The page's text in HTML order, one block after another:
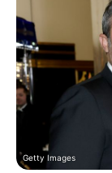
Getty Images